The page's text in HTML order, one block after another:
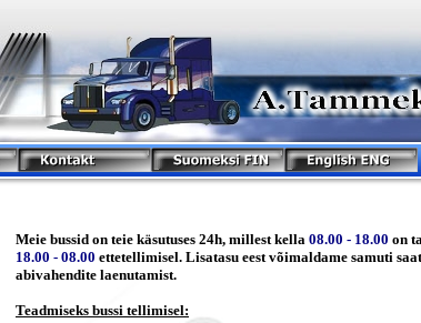
Meie bussid on teie käsutuses 24h, millest kella 08.00 - 18.00 on
18.00 - 08.00 ettetellimisel. Lisatasu eest võimaldame samuti
abivahendite laenutamist.
Teadmiseks bussi tellimisel: